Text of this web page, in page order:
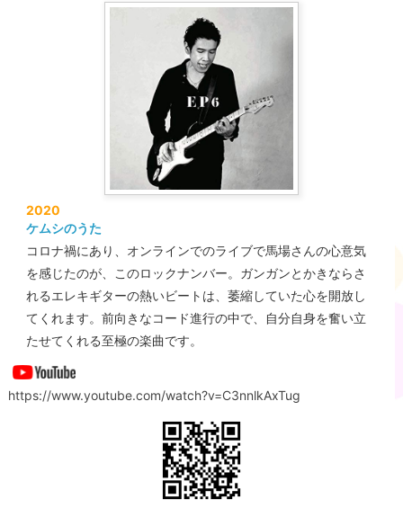
2020
ケムシのうた
コロナ禍にあり、オンラインでのライブで馬場さんの心意気
を感じたのが、このロックナンバー。ガンガンとかきならさ
れるエレキギターの熱いビートは、萎縮していた心を開放し
てくれます。前向きなコード進行の中で、自分自身を奮い立
たせてくれる至極の楽曲です。
https://www.youtube.com/watch?v=C3nnlkAxTug